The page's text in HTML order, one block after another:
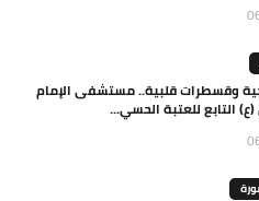
وقسطرات قلبية.. مستشفى الإمام
(ع) التابع للعتبة الحسي...